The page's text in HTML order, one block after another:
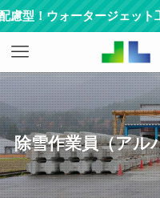
！ウォータージェット工
除雪作業員（アル